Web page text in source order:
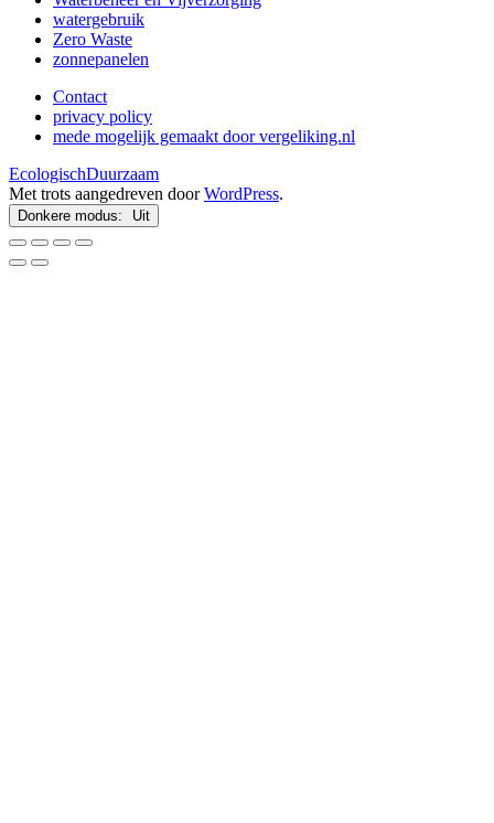
watergebruik
Zero Waste
zonnepanelen
Contact
privacy policy
mede mogelijk gemaakt door vergeliking.nl
EcologischDuurzaam
Met trots aangedreven doorWordPress.
Donkere modus: